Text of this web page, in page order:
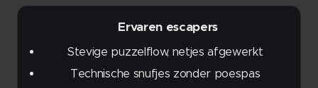
🧩 Ervaren escapers
Stevige puzzelflow, netjes afgewerkt
Technische snufjes zonder poespas